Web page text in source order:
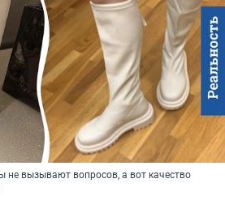
не вызывают вопросов, а вот качество